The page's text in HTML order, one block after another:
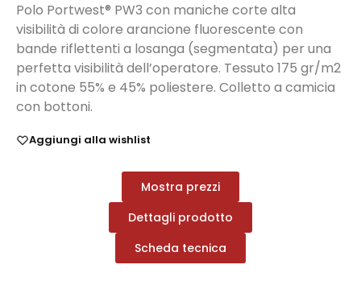
Polo Portwest® PW3 con maniche corte alta
visibilità di colore arancione fluorescente con
bande riflettenti a losanga (segmentata) per una
perfetta visibilità dell’operatore. Tessuto 175 gr/m2
in cotone 55% e 45% poliestere. Colletto a camicia
con bottoni.
Aggiungi alla wishlist
Mostra prezzi
Dettagli prodotto
Scheda tecnica